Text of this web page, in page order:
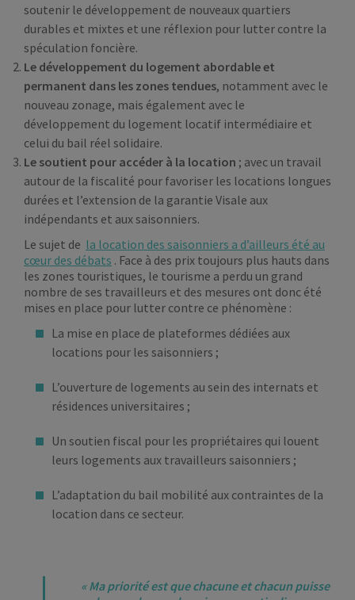
soutenir le développement de nouveaux quartiers
durables et mixtes et une réflexion pour lutter contre la
spéculation foncière.
Le développement du logement abordable et
permanent dans les zones tendues, notamment avec le
nouveau zonage, mais également avec le
développement du logement locatif intermédiaire et
celui du bail réel solidaire.
Le soutient pour accéder à la location ; avec un travail
autour de la fiscalité pour favoriser les locations longues
durées et l’extension de la garantie Visale aux
indépendants et aux saisonniers.
Le sujet de la location des saisonniers a d’ailleurs été au
cœur des débats . Face à des prix toujours plus hauts dans
les zones touristiques, le tourisme a perdu un grand
nombre de ses travailleurs et des mesures ont donc été
mises en place pour lutter contre ce phénomène :
La mise en place de plateformes dédiées aux
locations pour les saisonniers ;
L’ouverture de logements au sein des internats et
résidences universitaires ;
Un soutien fiscal pour les propriétaires qui louent
leurs logements aux travailleurs saisonniers ;
L’adaptation du bail mobilité aux contraintes de la
location dans ce secteur.
« Ma priorité est que chacune et chacun puisse